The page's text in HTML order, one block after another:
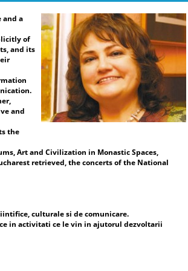
realizată de Dr. Daniela Popescu,
Președinte de Onoare al ENAFCAU,
Vicepreședinte pentru Europa al
Federației Mondiale a Asociațiilor și
Cluburilor pentru UNESCO (WFUCA),
Președinte al Alumnus Club pentru
UNESCO și Secretar General al
Federației Române a Asociațiilor și
Cluburilor pentru UNESCO.
În mesajul de deschidere, Dr.
decât o expoziție de artă – este o
întâlnire a sufletelor, a culturilor și a
evidențiat sprijinul acordat de
mișcarea cluburilor pentru UNESCO
and a
of
and its
and
the
Art and Civilization in Monastic Spaces,
retrieved, the concerts of the National
culturale si de comunicare.
in activitati ce le vin in ajutorul dezvoltarii